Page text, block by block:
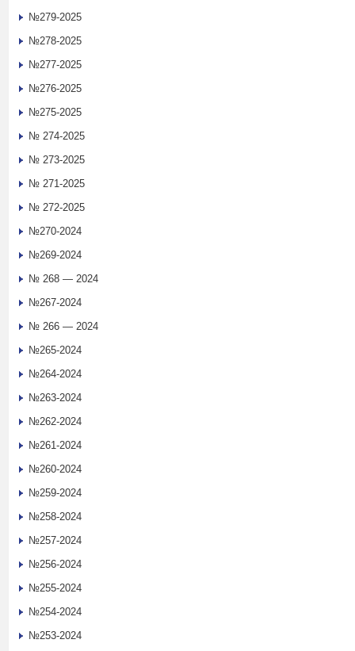
№279-2025
№278-2025
№277-2025
№276-2025
№275-2025
№ 274-2025
№ 273-2025
№ 271-2025
№ 272-2025
№270-2024
№269-2024
№ 268 — 2024
№267-2024
№ 266 — 2024
№265-2024
№264-2024
№263-2024
№262-2024
№261-2024
№260-2024
№259-2024
№258-2024
№257-2024
№256-2024
№255-2024
№254-2024
№253-2024